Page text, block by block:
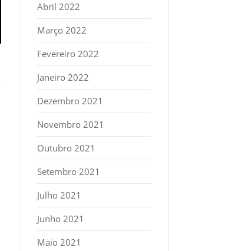
Abril 2022
Março 2022
Fevereiro 2022
Janeiro 2022
Dezembro 2021
Novembro 2021
Outubro 2021
Setembro 2021
Julho 2021
Junho 2021
Maio 2021